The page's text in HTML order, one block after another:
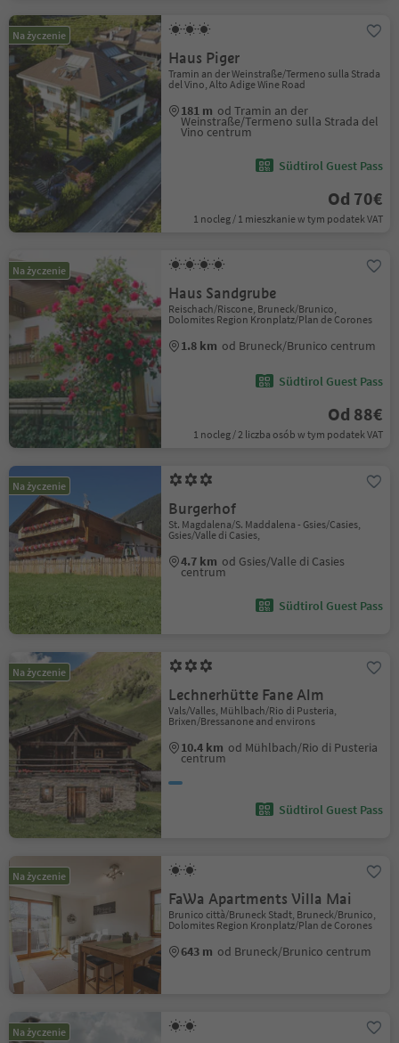
Na życzenie
Haus Piger
Tramin an der Weinstraße/Termeno sulla Strada
del Vino, Alto Adige Wine Road
181 m od Tramin an der
Weinstraße/Termeno sulla Strada del
Vino centrum
Südtirol Guest Pass
Od 70€
1 nocleg / 1 mieszkanie w tym podatek VAT
Na życzenie
Haus Sandgrube
Reischach/Riscone, Bruneck/Brunico,
Dolomites Region Kronplatz/Plan de Corones
1.8 km od Bruneck/Brunico centrum
Südtirol Guest Pass
Od 88€
1 nocleg / 2 liczba osób w tym podatek VAT
Na życzenie
Burgerhof
St. Magdalena/S. Maddalena - Gsies/Casies,
Gsies/Valle di Casies,
4.7 km od Gsies/Valle di Casies
centrum
Südtirol Guest Pass
Na życzenie
Lechnerhütte Fane Alm
Vals/Valles, Mühlbach/Rio di Pusteria,
Brixen/Bressanone and environs
10.4 km od Mühlbach/Rio di Pusteria
centrum
Südtirol Guest Pass
Na życzenie
FaWa Apartments Villa Mai
Brunico città/Bruneck Stadt, Bruneck/Brunico,
Dolomites Region Kronplatz/Plan de Corones
643 m od Bruneck/Brunico centrum
Na życzenie